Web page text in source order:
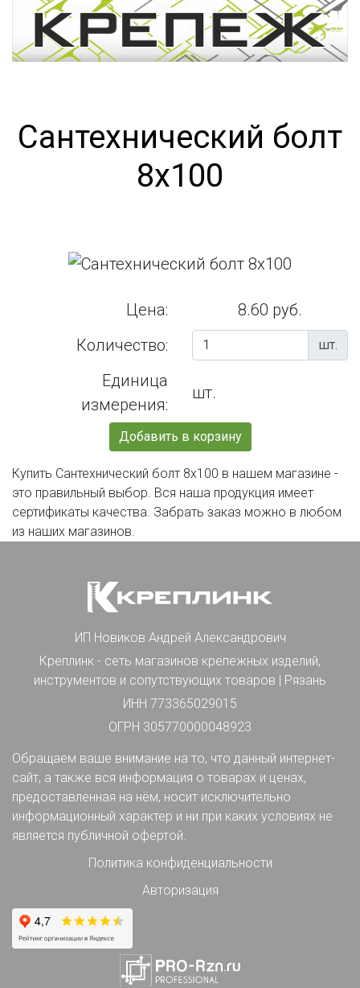
Сантехнический болт
8х100
Цена:
8.60 руб.
Количество:
шт.
Единица
измерения:
шт.
Добавить в корзину
Купить Сантехнический болт 8х100 в нашем магазине -
это правильный выбор. Вся наша продукция имеет
сертификаты качества. Забрать заказ можно в любом
из наших магазинов.
ИП Новиков Андрей Александрович
Креплинк - сеть магазинов крепежных изделий,
инструментов и сопутствующих товаров | Рязань
ИНН 773365029015
ОГРН 305770000048923
Обращаем ваше внимание на то, что данный интернет-
сайт, а также вся информация о товарах и ценах,
предоставленная на нём, носит исключительно
информационный характер и ни при каких условиях не
является публичной офертой.
Политика конфиденциальности
Авторизация